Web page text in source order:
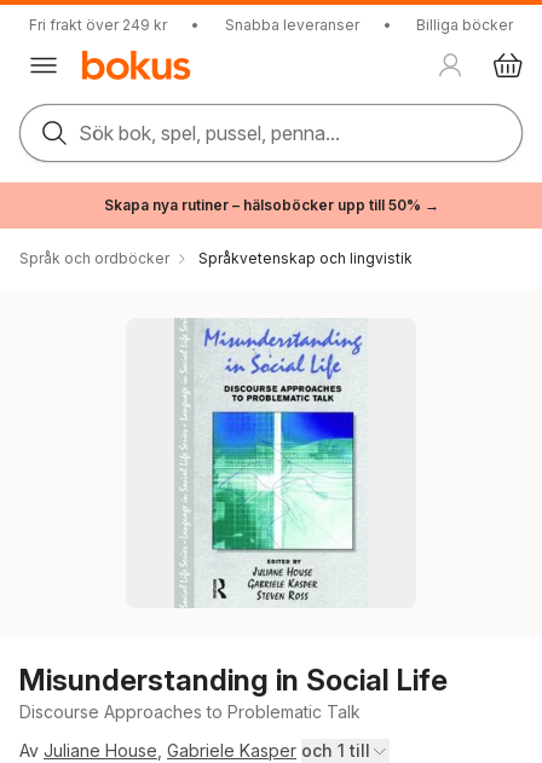
Fri frakt över 249 kr • Snabba leveranser • Billiga böcker
Sök bok, spel, pussel, penna...
Skapa nya rutiner – hälsoböcker upp till 50% →
Språk och ordböcker Språkvetenskap och lingvistik
Misunderstanding in Social Life
Discourse Approaches to Problematic Talk
Av Juliane House Gabriele Kasper och 1 till